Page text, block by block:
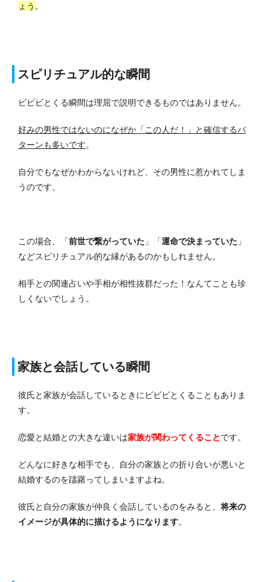
ょう 。
スピリチュアル的な瞬間
ビビビとくる瞬間は理屈で説明できるものではありません。
好みの男性ではないのになぜか「この人だ！」と確信するパ
ターンも多いです。
自分でもなぜかわからないけれど、その男性に惹かれてしま
うのです。
この場合、「前世で繋がっていた 」「運命で決まっていた 」
などスピリチュアル的な縁があるのかもしれません。
相手との関連占いや手相が相性抜群だった！なんてことも珍
しくないでしょう。
家族と会話している瞬間
彼氏と家族が会話しているときにビビビとくることもありま
す。
恋愛と結婚との大きな違いは家族が関わってくることです。
どんなに好きな相手でも、自分の家族との折り合いが悪いと
結婚するのを躊躇ってしまいますよね。
彼氏と自分の家族が仲良く会話しているのをみると、 将来の
イメージが具体的に描けるようになります。